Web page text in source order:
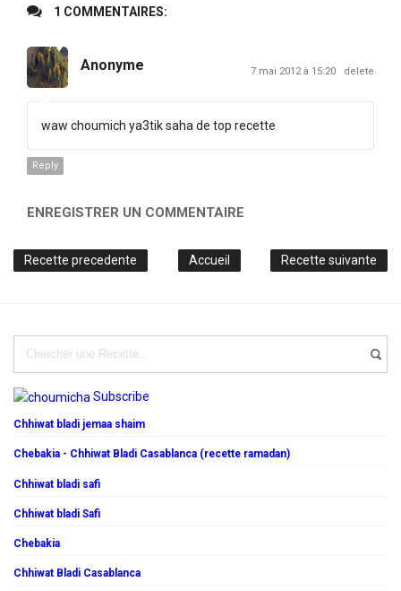
1 COMMENTAIRES:
Anonyme 7 mai 2012 à 15:20 delete
waw choumich ya3tik saha de top recette
Reply
ENREGISTRER UN COMMENTAIRE
Recette precedente Recette suivante
Accueil
Subscribe
Chhiwat bladi jemaa shaim
Chebakia - Chhiwat Bladi Casablanca (recette ramadan)
Chhiwat bladi safi
Chhiwat bladi Safi
Chebakia
Chhiwat Bladi Casablanca